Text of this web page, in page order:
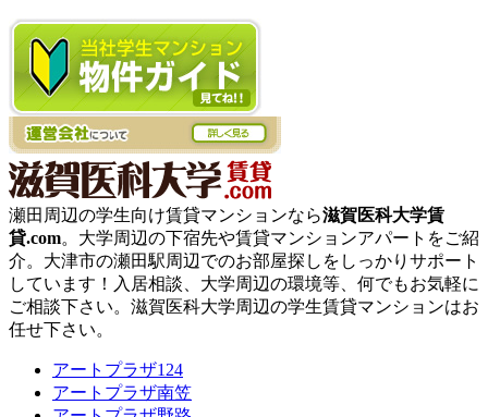
瀬田周辺の学生向け賃貸マンションなら滋賀医科大学賃
貸.com。大学周辺の下宿先や賃貸マンションアパートをご紹
介。大津市の瀬田駅周辺でのお部屋探しをしっかりサポート
しています！入居相談、大学周辺の環境等、何でもお気軽に
ご相談下さい。滋賀医科大学周辺の学生賃貸マンションはお
任せ下さい。
アートプラザ124
アートプラザ南笠